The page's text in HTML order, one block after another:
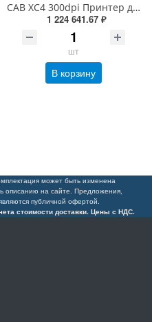
CAB XC4 300dpi Принтер двухцветной печати этикеток термотрансферный cab XC Q4 300 (6011520, 5965700)
1 224 641.67 ₽
шт
В корзину
может быть изменена
описанию на сайте. Предложения,
публичной офертой.
стоимости доставки. Цены с НДС.